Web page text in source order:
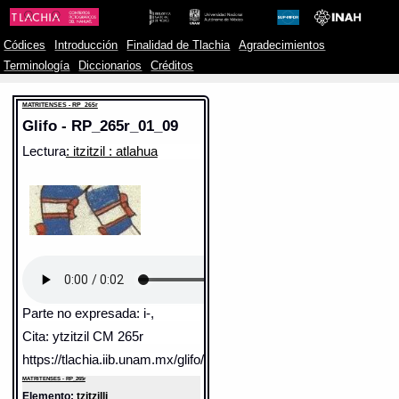
Códices Introducción Finalidad de Tlachia
Agradecimientos
Terminología
Diccionarios Créditos
MATRITENSES - RP_265r
Glifo - RP_265r_01_09
Lectura: itzitzil : atlahua
Parte no expresada: i-,
Cita: ytzitzil CM 265r
https://tlachia.iib.unam.mx/glifo/RP_265r_01_09
MATRITENSES - RP_265r
Elemento: tzitzilli